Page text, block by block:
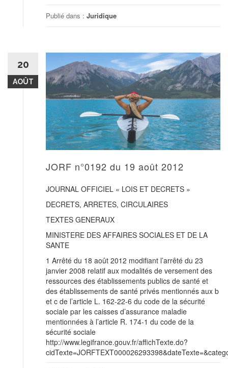
Publié dans : Juridique
20
AOÛT
JORF n°0192 du 19 août 2012
JOURNAL OFFICIEL « LOIS ET DECRETS »
DECRETS, ARRETES, CIRCULAIRES
TEXTES GENERAUX
MINISTERE DES AFFAIRES SOCIALES ET DE LA
SANTE
1 Arrêté du 18 août 2012 modifiant l’arrêté du 23
janvier 2008 relatif aux modalités de versement des
ressources des établissements publics de santé et
des établissements de santé privés mentionnés aux b
et c de l’article L. 162-22-6 du code de la sécurité
sociale par les caisses d’assurance maladie
mentionnées à l’article R. 174-1 du code de la
sécurité sociale
http://www.legifrance.gouv.fr/affichTexte.do?